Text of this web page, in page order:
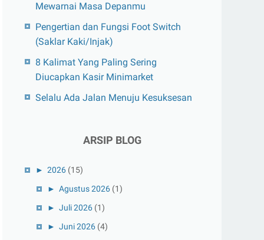
Mewarnai Masa Depanmu
Pengertian dan Fungsi Foot Switch
(Saklar Kaki/Injak)
8 Kalimat Yang Paling Sering
Diucapkan Kasir Minimarket
Selalu Ada Jalan Menuju Kesuksesan
ARSIP BLOG
► 2026 (15)
► Agustus 2026 (1)
► Juli 2026 (1)
► Juni 2026 (4)